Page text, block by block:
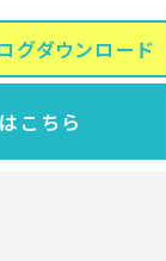
グダウンロード
こちら